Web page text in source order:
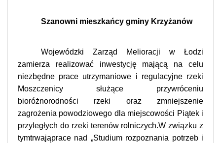
Szanowni mieszkańcy gminy Krzyżanów
Wojewódzki Zarząd Melioracji w Łodzi
zamierza realizować inwestycję mającą na celu
niezbędne prace utrzymaniowe i regulacyjne rzeki
Moszczenicy służące przywróceniu
bioróżnorodności rzeki oraz zmniejszenie
zagrożenia powodziowego dla miejscowości Piątek i
przyległych do rzeki terenów rolniczych.W związku z
tymtrwająprace nad „Studium rozpoznania potrzeb i